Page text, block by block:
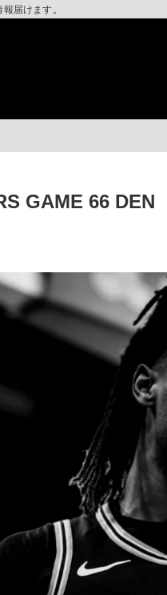
届けます。
GAME 66